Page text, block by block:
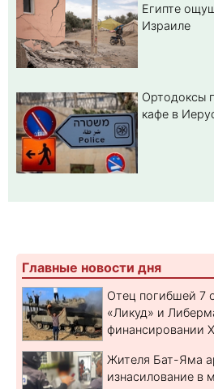
Египте
Израиле
Ортодоксы
кафе в
Главные новости дня
Отец погибшей 7
«Ликуд» и
финансировании
Жителя Бат-Яма
изнасилование в